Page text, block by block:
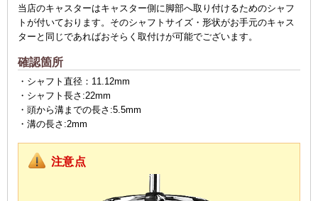
当店のキャスターはキャスター側に脚部へ取り付けるためのシャフ
トが付いております。そのシャフトサイズ・形状がお手元のキャス
ターと同じであればおそらく取付けが可能でございます。
確認箇所
・シャフト直径：11.12mm
・シャフト長さ:22mm
・頭から溝までの長さ:5.5mm
・溝の長さ:2mm
注意点